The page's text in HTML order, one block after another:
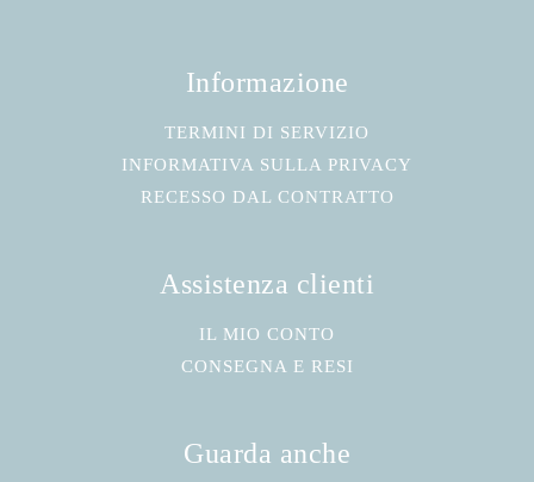
Informazione
TERMINI DI SERVIZIO
INFORMATIVA SULLA PRIVACY
RECESSO DAL CONTRATTO
Assistenza clienti
IL MIO CONTO
CONSEGNA E RESI
Guarda anche